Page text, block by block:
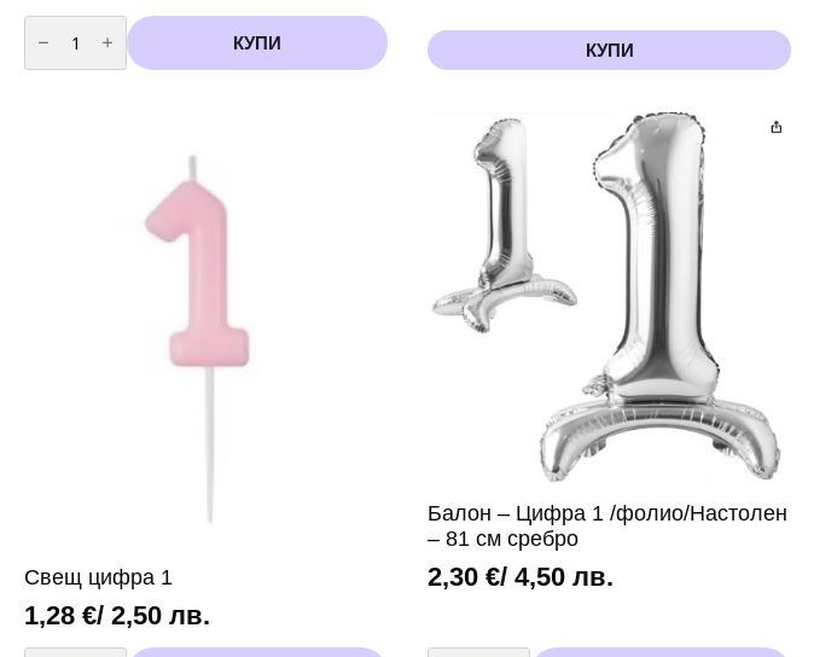
количество
за
Бебешки
стикери
КУПИ КУПИ
Свещ цифра 1
1,28 €/ 2,50 лв.
Балон – Цифра 1 /фолио/Настолен
– 81 см сребро
2,30€/ 4,50 лв.